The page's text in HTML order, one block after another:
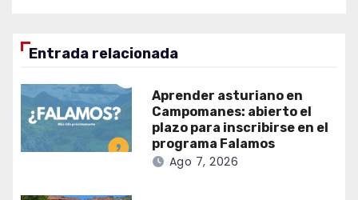
Entrada relacionada
Aprender asturiano en
Campomanes: abierto el
plazo para inscribirse en el
programa Falamos
Ago 7, 2026